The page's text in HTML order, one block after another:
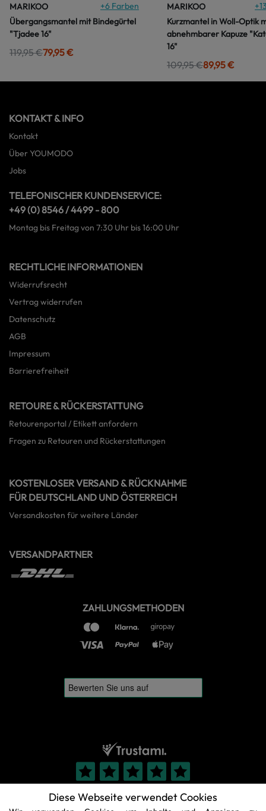
Diese Webseite verwendet Cookies
MARIKOO +6 Farben
Übergangsmantel mit Bindegürtel
"Tjadee 16"
119,95 €79,95 €
MARIKOO +
Kurzmantel in Woll-Optik
abnehmbarer Kapuze
16"
109,95 €89,95 €
KONTAKT & INFO
Kontakt
Über YOUMODO
Jobs
TELEFONISCHER KUNDENSERVICE:
+49 (0) 8546 / 4499 - 800
Montag bis Freitag von 7:30 Uhr bis 16:00 Uhr
RECHTLICHE INFORMATIONEN
Widerrufsrecht
Vertrag widerrufen
Datenschutz
AGB
Impressum
Barrierefreiheit
RETOURE & RÜCKERSTATTUNG
Retourenportal / Etikett anfordern
Fragen zu Retouren und Rückerstattungen
KOSTENLOSER VERSAND & RÜCKNAHME
FÜR DEUTSCHLAND UND ÖSTERREICH
Versandkosten für weitere Länder
VERSANDPARTNER
ZAHLUNGSMETHODEN